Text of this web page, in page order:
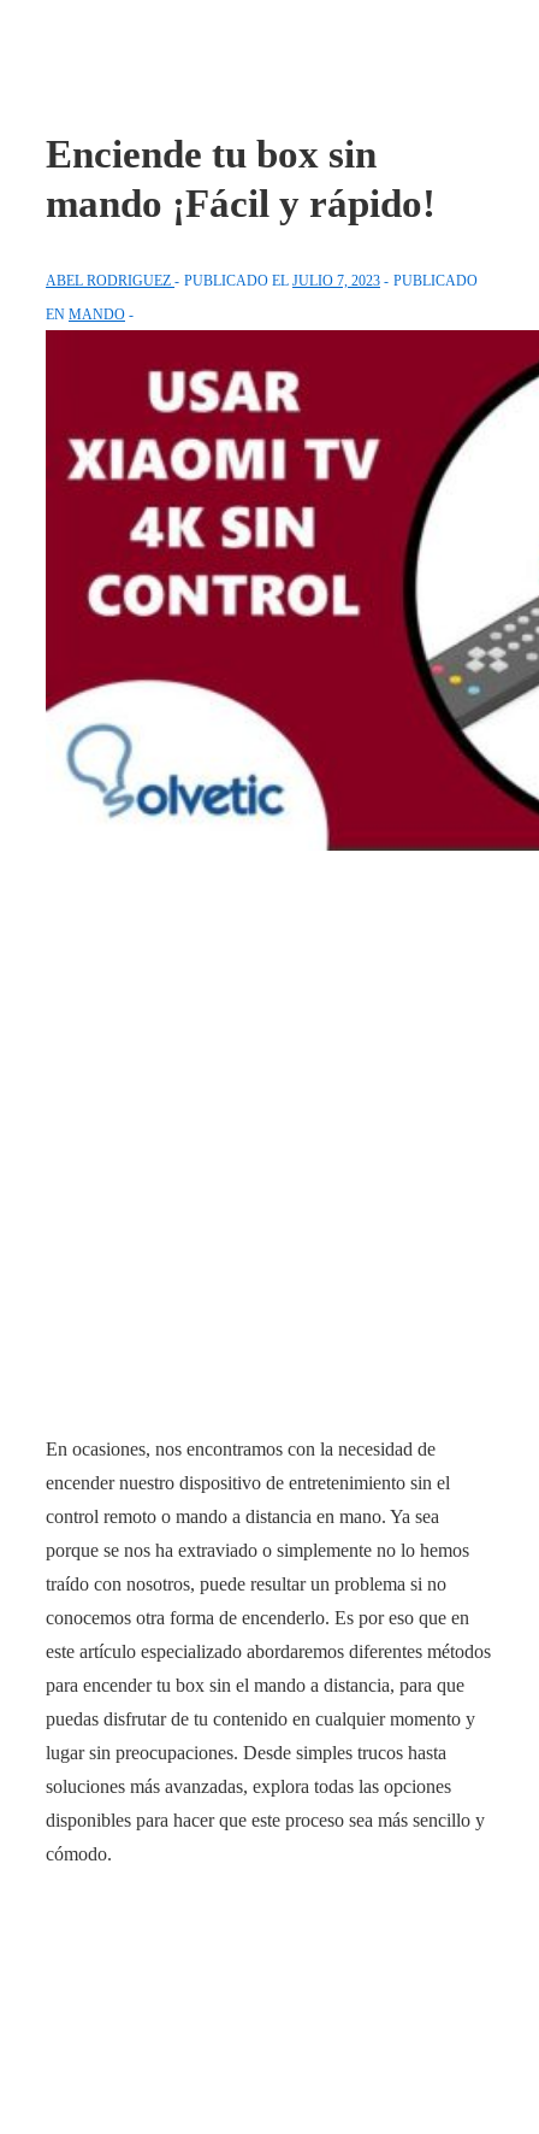
Enciende tu box sin
mando ¡Fácil y rápido!
ABEL RODRIGUEZ PUBLICADO EL JULIO 7, 2023
PUBLICADO
EN MANDO
En ocasiones, nos encontramos con la necesidad de
encender nuestro dispositivo de entretenimiento sin el
control remoto o mando a distancia en mano. Ya sea
porque se nos ha extraviado o simplemente no lo hemos
traído con nosotros, puede resultar un problema si no
conocemos otra forma de encenderlo. Es por eso que en
este artículo especializado abordaremos diferentes métodos
para encender tu box sin el mando a distancia, para que
puedas disfrutar de tu contenido en cualquier momento y
lugar sin preocupaciones. Desde simples trucos hasta
soluciones más avanzadas, explora todas las opciones
disponibles para hacer que este proceso sea más sencillo y
cómodo.